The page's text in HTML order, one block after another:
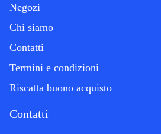
Negozi
Chi siamo
Contatti
Termini e condizioni
Riscatta buono acquisto
Contatti